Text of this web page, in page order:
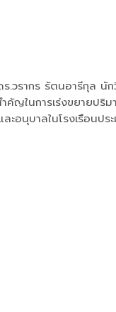
.วรากร รัตนอารีกุล นั
คัญในการเร่งขยายป
ะอนุบาลในโรงเรือนป